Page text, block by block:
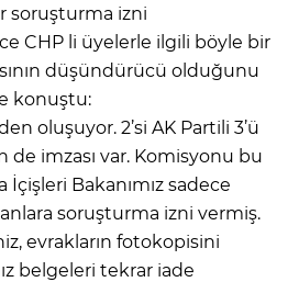
soruşturma izni
CHP li üyelerle ilgili böyle bir
düşündürücü olduğunu
konuştu:
oluşuyor. 2’si AK Partili 3’ü
de imzası var. Komisyonu bu
Bakanımız sadece
soruşturma izni vermiş.
evrakların fotokopisini
belgeleri tekrar iade